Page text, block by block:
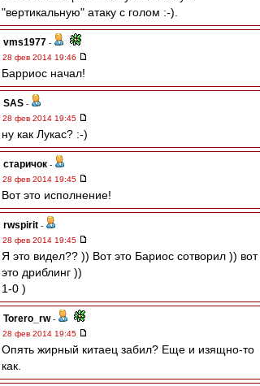
"вертикальную" атаку с голом :-).
vms1977 -
28 фев 2014 19:46
Барриос начал!
SAS -
28 фев 2014 19:45
ну как Лукас? :-)
старичок -
28 фев 2014 19:45
Вот это исполнение!
rwspirit -
28 фев 2014 19:45
Я это видел?? )) Вот это Бариос сотворил )) вот
это дриблинг ))
1-0 )
Torero_rw-
28 фев 2014 19:45
Опять жирный китаец забил? Еще и изящно-то
как.